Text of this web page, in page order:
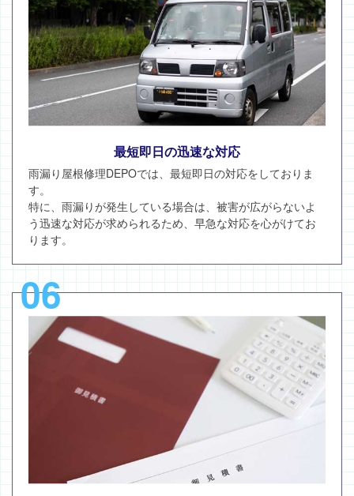
最短即日の迅速な対応
雨漏り屋根修理DEPOでは、最短即日の対応をしておりま
す。
特に、雨漏りが発生している場合は、被害が広がらないよ
う迅速な対応が求められるため、早急な対応を心がけてお
ります。
06